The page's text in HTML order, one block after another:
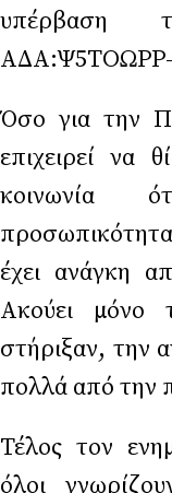
υπέρβαση
Όσο για την
επιχειρεί να
κοινωνία
έχει ανάγκη
Ακούει μόνο
στήριξαν, την
πολλά από την
Τέλος τον
όλοι